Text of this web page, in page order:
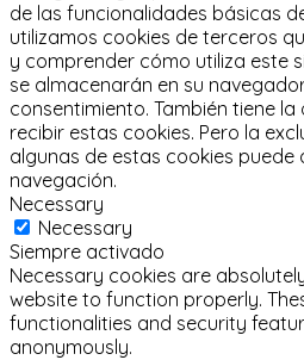
de las funcionalidades básicas
utilizamos cookies de terceros
y comprender cómo utiliza este
se almacenarán en su
consentimiento. También tiene
recibir estas cookies. Pero la
algunas de estas cookies
navegación.
Necessary
Necessary
Siempre activado
Necessary cookies are
website to function properly.
functionalities and security
anonymously.